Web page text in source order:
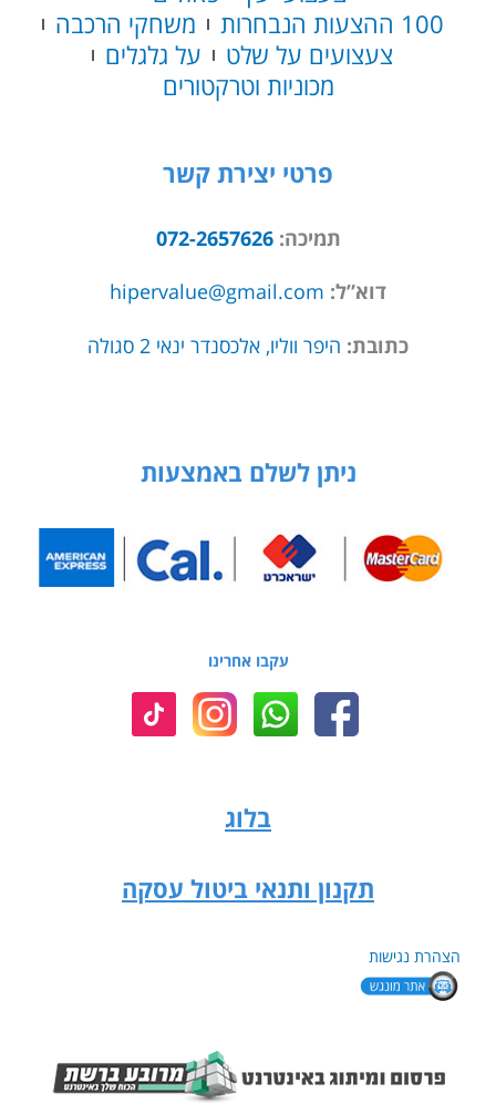
100 ההצעות הנבחרות
משחקי הרכבה
צעצועים על שלט
על גלגלים
מכוניות וטרקטורים
פרטי יצירת קשר
תמיכה:072-2657626
דוא”ל: hipervalue@gmail.com
כתובת: היפר ווליו, אלכסנדר ינאי 2 סגולה
ניתן לשלם באמצעות
עקבו אחרינו
בלוג
תקנון ותנאי ביטול עסקה
הצהרת נגישות